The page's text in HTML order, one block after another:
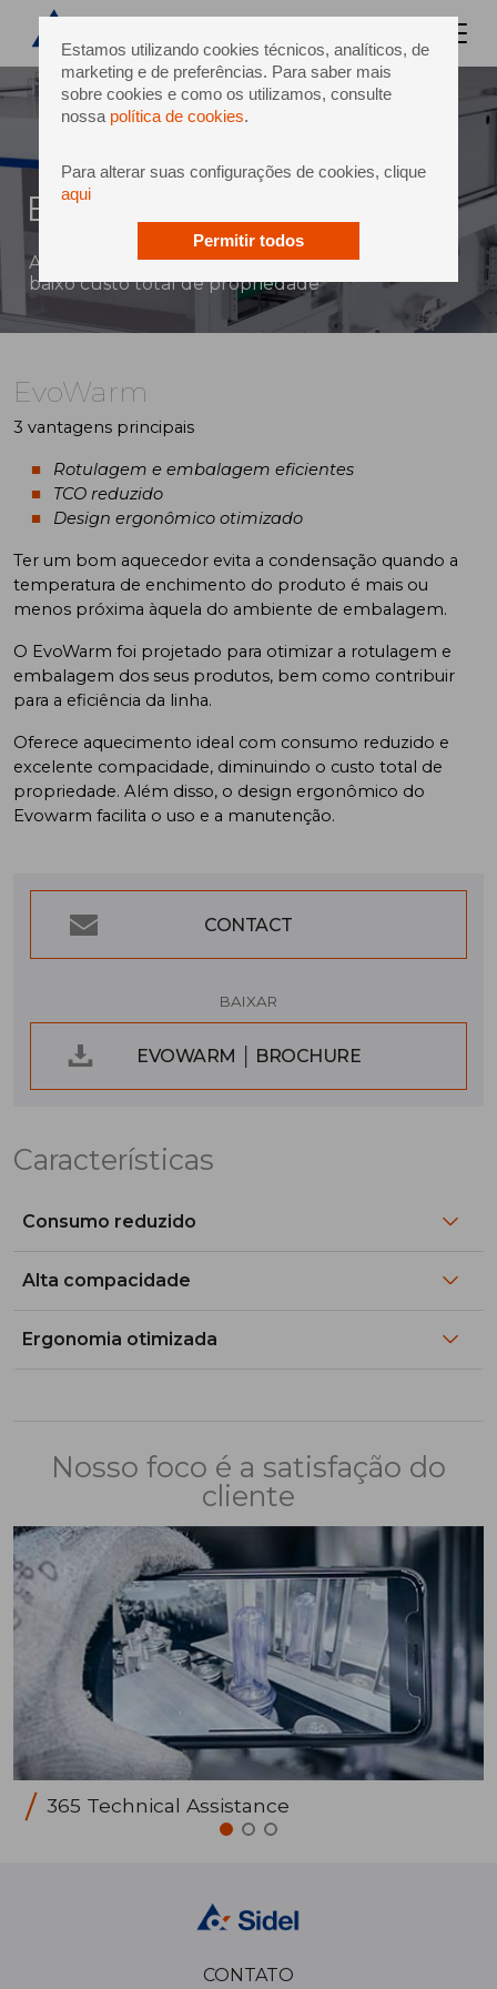
Estamos utilizando cookies técnicos, analíticos, de
marketing e de preferências. Para saber mais
sobre cookies e como os utilizamos, consulte
nossa política de cookies.
Para alterar suas configurações de cookies, clique
aqui
Permitir todos
EvoWarm
Aquecimento de produtos de alta qualidade,
baixo custo total de propriedade
EvoWarm
3 vantagens principais
Rotulagem e embalagem eficientes
TCO reduzido
Design ergonômico otimizado
Ter um bom aquecedor evita a condensação quando a
temperatura de enchimento do produto é mais ou
menos próxima àquela do ambiente de embalagem.
O EvoWarm foi projetado para otimizar a rotulagem e
embalagem dos seus produtos, bem como contribuir
para a eficiência da linha.
Oferece aquecimento ideal com consumo reduzido e
excelente compacidade, diminuindo o custo total de
propriedade. Além disso, o design ergonômico do
Evowarm facilita o uso e a manutenção.
CONTACT
BAIXAR
EVOWARM │ BROCHURE
Características
Consumo reduzido
Alta compacidade
Ergonomia otimizada
Nosso foco é a satisfação do
cliente
365 Technical Assistance
CONTATO